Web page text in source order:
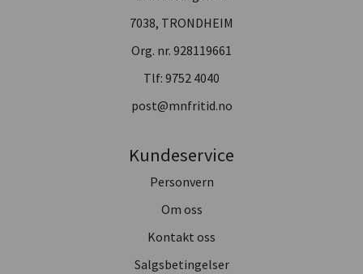
7038, TRONDHEIM
Org. nr. 928119661
Tlf: 9752 4040
post@mnfritid.no
Kundeservice
Personvern
Om oss
Kontakt oss
Salgsbetingelser